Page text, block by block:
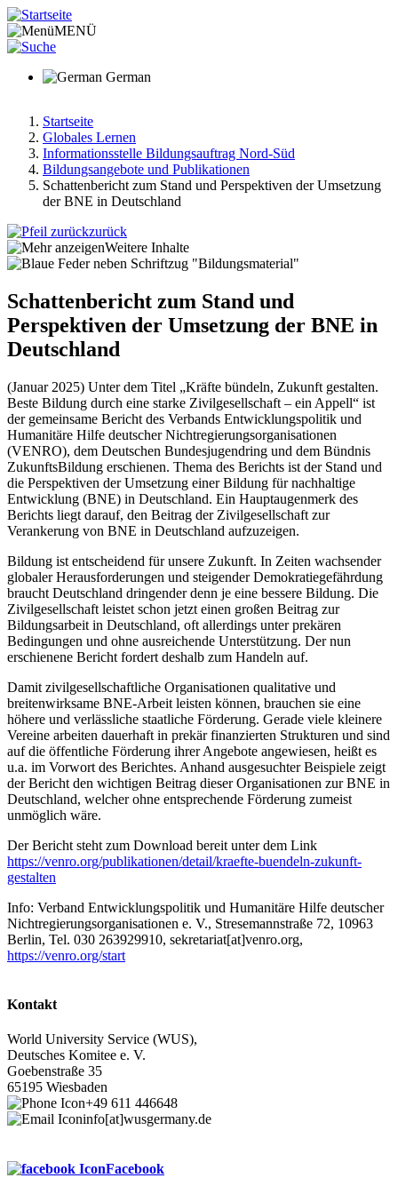
Direkt
zum
Inhalt
MENÜ
German
Pfadnavigation
Startseite
Globales Lernen
Informationsstelle Bildungsauftrag Nord-Süd
Bildungsangebote und Publikationen
Schattenbericht zum Stand und Perspektiven der Umsetzung
der BNE in Deutschland
zurück
Weitere Inhalte
Schattenbericht zum Stand und
Perspektiven der Umsetzung der BNE in
Deutschland
(Januar 2025) Unter dem Titel „Kräfte bündeln, Zukunft gestalten.
Beste Bildung durch eine starke Zivilgesellschaft – ein Appell“ ist
der gemeinsame Bericht des Verbands Entwicklungspolitik und
Humanitäre Hilfe deutscher Nichtregierungsorganisationen
(VENRO), dem Deutschen Bundesjugendring und dem Bündnis
ZukunftsBildung erschienen. Thema des Berichts ist der Stand und
die Perspektiven der Umsetzung einer Bildung für nachhaltige
Entwicklung (BNE) in Deutschland. Ein Hauptaugenmerk des
Berichts liegt darauf, den Beitrag der Zivilgesellschaft zur
Verankerung von BNE in Deutschland aufzuzeigen.
Bildung ist entscheidend für unsere Zukunft. In Zeiten wachsender
globaler Herausforderungen und steigender Demokratiegefährdung
braucht Deutschland dringender denn je eine bessere Bildung. Die
Zivilgesellschaft leistet schon jetzt einen großen Beitrag zur
Bildungsarbeit in Deutschland, oft allerdings unter prekären
Bedingungen und ohne ausreichende Unterstützung. Der nun
erschienene Bericht fordert deshalb zum Handeln auf.
Damit zivilgesellschaftliche Organisationen qualitative und
breitenwirksame BNE-Arbeit leisten können, brauchen sie eine
höhere und verlässliche staatliche Förderung. Gerade viele kleinere
Vereine arbeiten dauerhaft in prekär finanzierten Strukturen und sind
auf die öffentliche Förderung ihrer Angebote angewiesen, heißt es
u.a. im Vorwort des Berichtes. Anhand ausgesuchter Beispiele zeigt
der Bericht den wichtigen Beitrag dieser Organisationen zur BNE in
Deutschland, welcher ohne entsprechende Förderung zumeist
unmöglich wäre.
Der Bericht steht zum Download bereit unter dem Link
https://venro.org/publikationen/detail/kraefte-buendeln-zukunft-
gestalten
Info: Verband Entwicklungspolitik und Humanitäre Hilfe deutscher
Nichtregierungsorganisationen e. V., Stresemannstraße 72, 10963
Berlin, Tel. 030 263929910, sekretariat[at]venro.org,
https://venro.org/start
Kontakt
World University Service (WUS),
Deutsches Komitee e. V.
Goebenstraße 35
65195 Wiesbaden
+49 611 446648
info[at]wusgermany.de
Facebook